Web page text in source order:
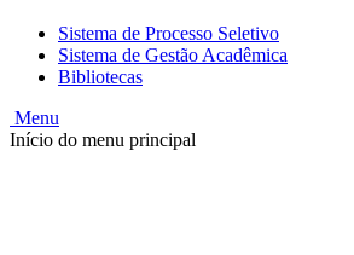
Sistema de Processo Seletivo
Sistema de Gestão Acadêmica
Bibliotecas
Menu
Início do menu principal